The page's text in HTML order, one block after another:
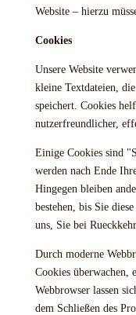
Website – hierzu
Cookies
Unsere Website
kleine Textdateien,
speichert. Cookies
nutzerfreundlicher,
Einige Cookies sind
werden nach Ende
Hingegen bleiben
bestehen, bis Sie
uns, Sie bei
Durch moderne
Cookies überwachen,
Webbrowser lassen
dem Schließen des